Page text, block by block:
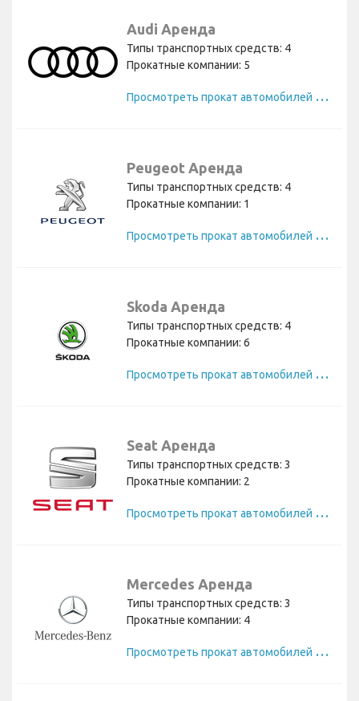
Audi Аренда
Типы транспортных средств: 4
Прокатные компании: 5
П
росмотреть прокат автомобилей Audi
Peugeot Аренда
Типы транспортных средств: 4
Прокатные компании: 1
П
росмотреть прокат автомобилей Peugeot
Skoda Аренда
Типы транспортных средств: 4
Прокатные компании: 6
П
росмотреть прокат автомобилей Skoda
Seat Аренда
Типы транспортных средств: 3
Прокатные компании: 2
П
росмотреть прокат автомобилей Seat
Mercedes Аренда
Типы транспортных средств: 3
Прокатные компании: 4
П
росмотреть прокат автомобилей Mercedes